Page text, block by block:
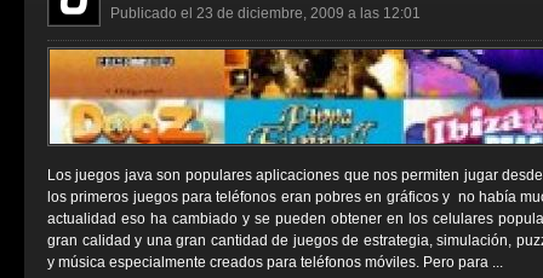
Publicado el 23 de diciembre, 2009 a las 12:01
Los juegos java son populares aplicaciones que nos permiten jugar
los primeros juegos para teléfonos eran pobres en gráficos y no había
actualidad eso ha cambiado y se pueden obtener en los celulares
gran calidad y una gran cantidad de juegos de estrategia, simulación,
y música especialmente creados para teléfonos móviles. Pero para ...